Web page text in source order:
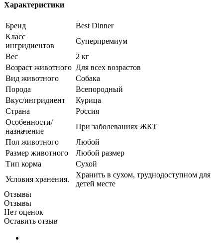
Характеристики
Бренд
Best Dinner
Класс
ингридиентов
Суперпремиум
Вес
2 кг
Возраст животного Для всех возрастов
Вид животного
Собака
Порода
Всепородный
Вкус/ингридиент
Курица
Страна
Россия
Особенности/
назначение
При заболеваниях ЖКТ
Пол животного
Любой
Размер животного
Любой размер
Тип корма
Сухой
Условия хранения.
Хранить в сухом, труднодоступном для
детей месте
Отзывы
Отзывы
Нет оценок
Оставить отзыв